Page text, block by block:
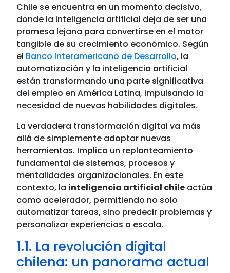
Chile se encuentra en un momento decisivo,
donde la inteligencia artificial deja de ser una
promesa lejana para convertirse en el motor
tangible de su crecimiento económico. Según
el Banco Interamericano de Desarrollo, la
automatización y la inteligencia artificial
están transformando una parte significativa
del empleo en América Latina, impulsando la
necesidad de nuevas habilidades digitales.
La verdadera transformación digital va más
allá de simplemente adoptar nuevas
herramientas. Implica un replanteamiento
fundamental de sistemas, procesos y
mentalidades organizacionales. En este
contexto, la inteligencia artificial chile actúa
como acelerador, permitiendo no solo
automatizar tareas, sino predecir problemas y
personalizar experiencias a escala.
1.1. La revolución digital
chilena: un panorama actual